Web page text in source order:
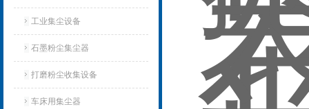
工业集尘设备
石墨粉尘集尘器
打磨粉尘收集设备
车床用集尘器